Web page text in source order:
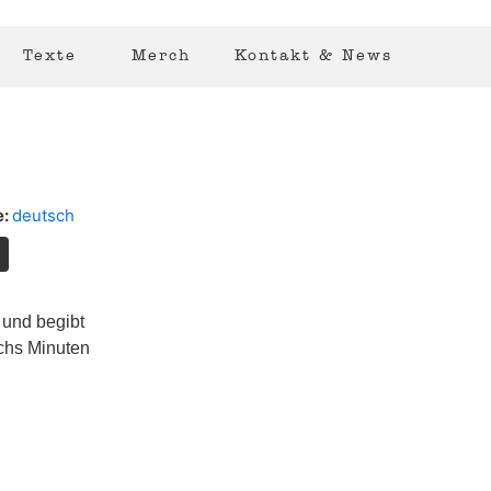
Texte Merch Kontakt & News
deutsch
und begibt
Minuten